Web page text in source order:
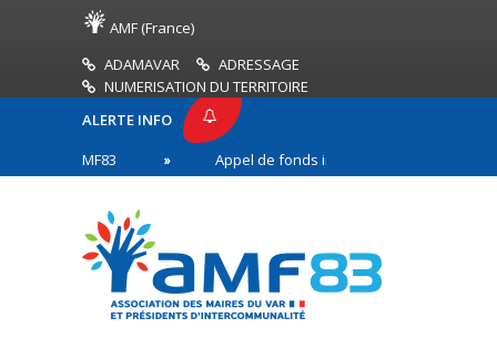
AMF (France)
ADAMAVAR
ADRESSAGE
NUMERISATION DU TERRITOIRE
ALERTE INFO
AMF83
Appel de fonds incendies de forêt
en première ligne